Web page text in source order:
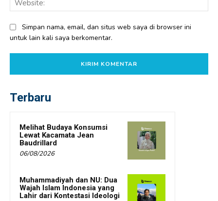
Simpan nama, email, dan situs web saya di browser ini
untuk lain kali saya berkomentar.
Terbaru
Melihat Budaya Konsumsi
Lewat Kacamata Jean
Baudrillard
06/08/2026
Muhammadiyah dan NU: Dua
Wajah Islam Indonesia yang
Lahir dari Kontestasi Ideologi